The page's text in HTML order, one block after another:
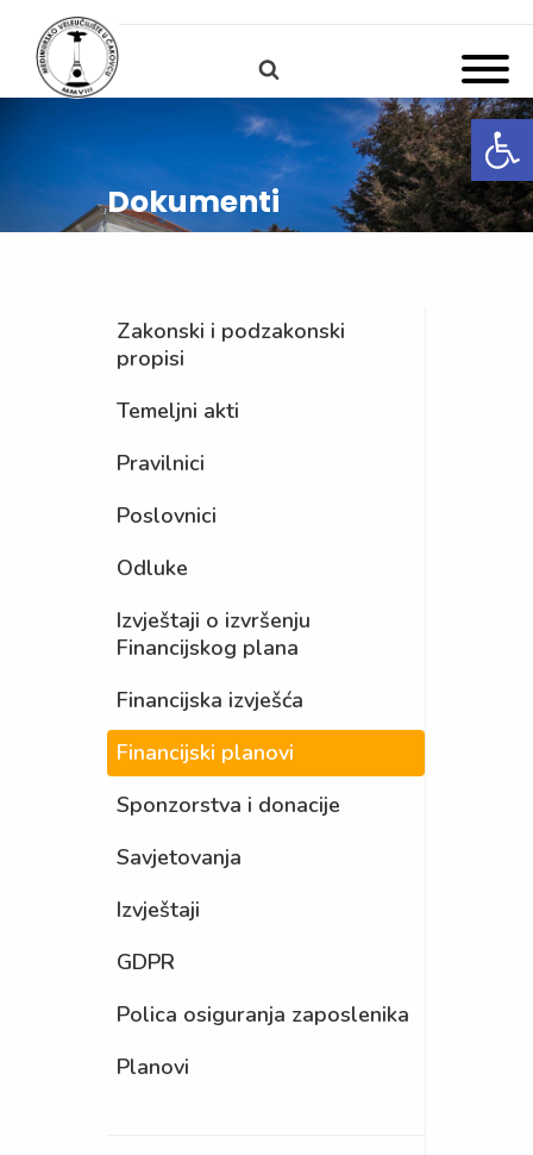
Dokumenti
Zakonski i podzakonski
propisi
Temeljni akti
Pravilnici
Poslovnici
Odluke
Izvještaji o izvršenju
Financijskog plana
Financijska izvješća
Financijski planovi
Sponzorstva i donacije
Savjetovanja
Izvještaji
GDPR
Polica osiguranja zaposlenika
Planovi